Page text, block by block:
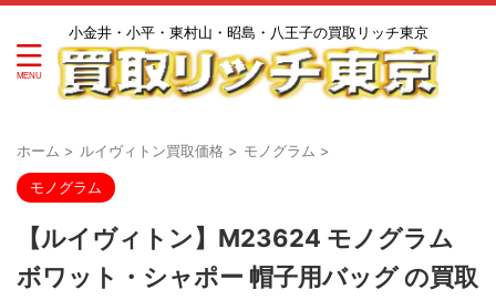
小金井・小平・東村山・昭島・八王子の買取リッチ東京
ホーム > ルイヴィトン買取価格 > モノグラム >
モノグラム
【ルイヴィトン】M23624 モノグラム
ボワット・シャポー 帽子用バッグ の買取